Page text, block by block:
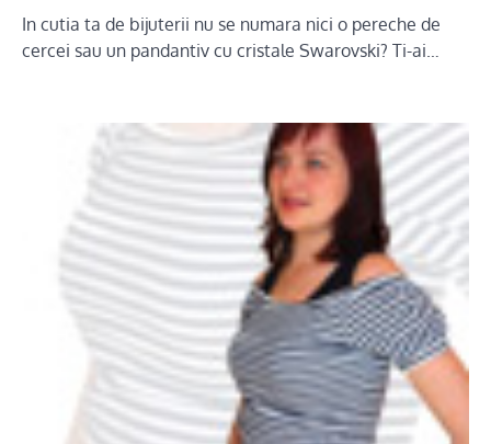
In cutia ta de bijuterii nu se numara nici o pereche de
cercei sau un pandantiv cu cristale Swarovski? Ti-ai…